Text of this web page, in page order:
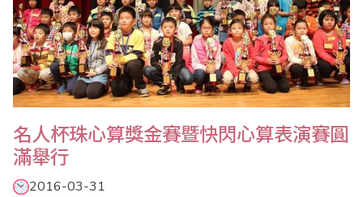
名人杯珠心算獎金賽暨快閃心算表演賽圓
滿舉行
2016-03-31